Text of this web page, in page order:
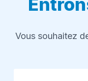
Vous souhaitez